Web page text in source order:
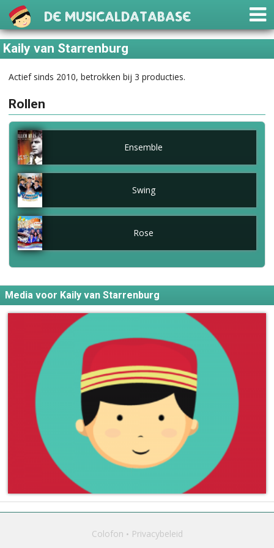
De Musicaldatabase
Kaily van Starrenburg
Actief sinds 2010, betrokken bij 3 producties.
Rollen
Ensemble
Swing
Rose
Media voor Kaily van Starrenburg
Colofon Privacybeleid